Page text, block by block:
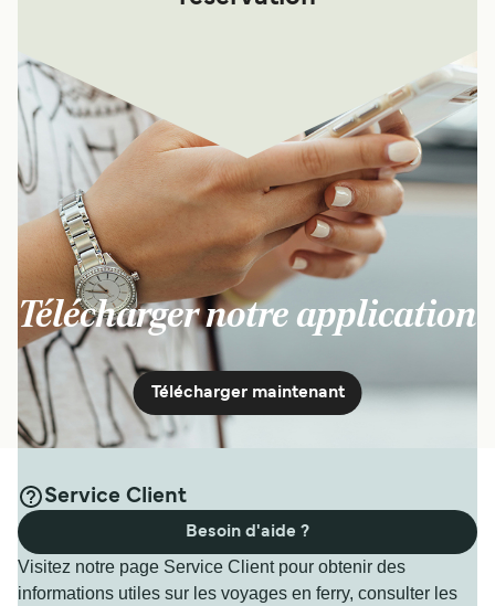
Télécharger notre application
Télécharger maintenant
Service Client
Visitez notre page Service Client pour obtenir des
informations utiles sur les voyages en ferry, consulter les
Besoin d'aide ?